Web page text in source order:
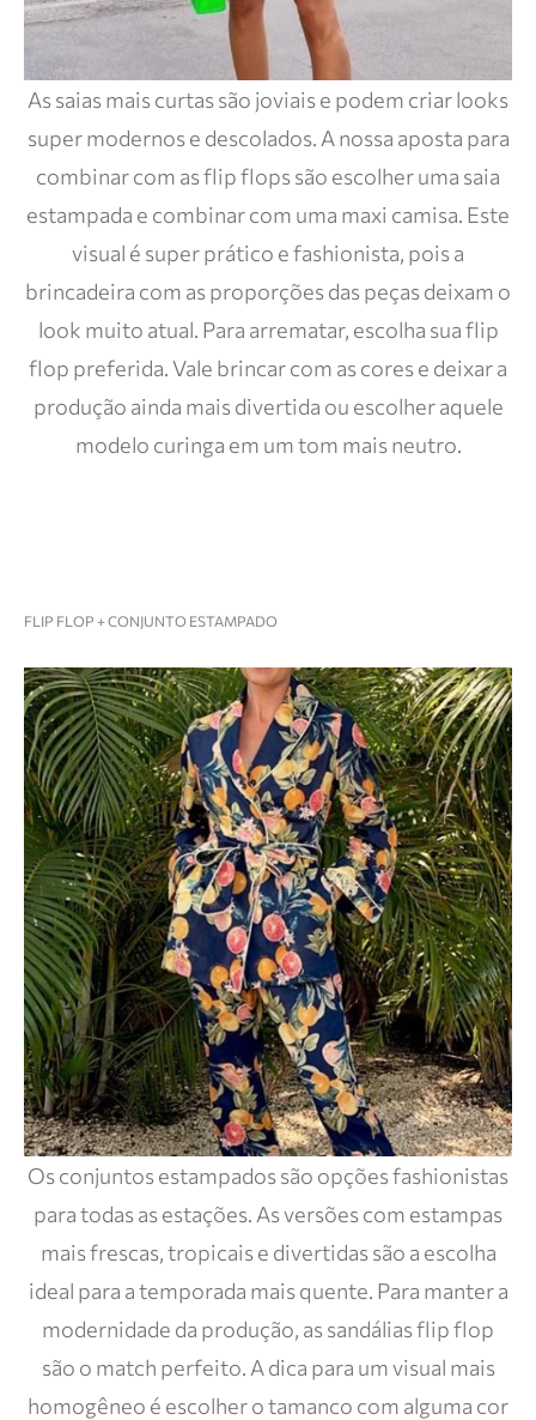
As saias mais curtas são joviais e podem criar looks
super modernos e descolados. A nossa aposta para
combinar com as flip flops são escolher uma saia
estampada e combinar com uma maxi camisa. Este
visual é super prático e fashionista, pois a
brincadeira com as proporções das peças deixam o
look muito atual. Para arrematar, escolha sua flip
flop preferida. Vale brincar com as cores e deixar a
produção ainda mais divertida ou escolher aquele
modelo curinga em um tom mais neutro.
FLIP FLOP + CONJUNTO ESTAMPADO
Os conjuntos estampados são opções fashionistas
para todas as estações. As versões com estampas
mais frescas, tropicais e divertidas são a escolha
ideal para a temporada mais quente. Para manter a
modernidade da produção, as sandálias flip flop
são o match perfeito. A dica para um visual mais
homogêneo é escolher o tamanco com alguma cor